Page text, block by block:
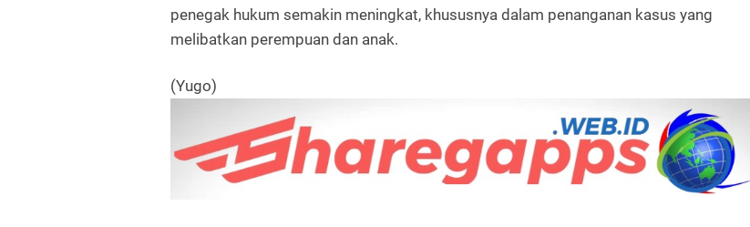
penegak hukum semakin meningkat, khususnya dalam penanganan kasus yang
melibatkan perempuan dan anak.
(Yugo)